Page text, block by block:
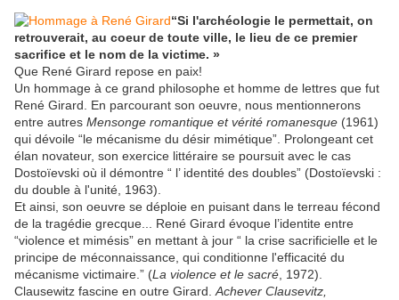
“Si l'archéologie le permettait, on
retrouverait, au coeur de toute ville, le lieu de ce premier
sacrifice et le nom de la victime. »
Que René Girard repose en paix!
Un hommage à ce grand philosophe et homme de lettres que fut
René Girard. En parcourant son oeuvre, nous mentionnerons
entre autres Mensonge romantique et vérité romanesque (1961)
qui dévoile “le mécanisme du désir mimétique”. Prolongeant cet
élan novateur, son exercice littéraire se poursuit avec le cas
Dostoïevski où il démontre “ l’ identité des doubles” (Dostoïevski :
du double à l'unité, 1963).
Et ainsi, son oeuvre se déploie en puisant dans le terreau fécond
de la tragédie grecque... René Girard évoque l’identite entre
“violence et mimésis” en mettant à jour “ la crise sacrificielle et le
principe de méconnaissance, qui conditionne l'efficacité du
mécanisme victimaire.” (La violence et le sacré , 1972).
Clausewitz fascine en outre Girard. Achever Clausevitz,